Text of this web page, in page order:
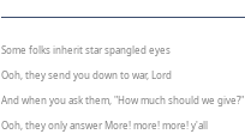
Some folks inherit star spangled eyes
Ooh, they send you down to war, Lord
And when you ask them, "How much should we give?"
Ooh, they only answer More! more! more! y'all